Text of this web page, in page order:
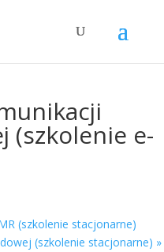
(szkolenie e-
(szkolenie stacjonarne)
(szkolenie stacjonarne) »